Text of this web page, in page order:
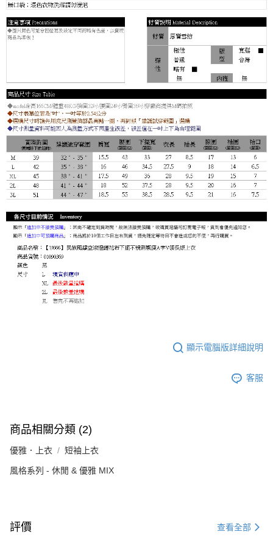
顯示電腦版詳細說明
客服
商品相關分類 (2)
優雅．上衣 短袖上衣
風格系列 - 休閒 & 優雅 MIX
評價 查看全部